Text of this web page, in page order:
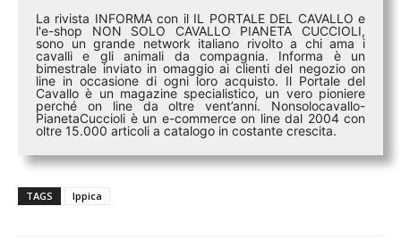
La rivista INFORMA con il IL PORTALE DEL CAVALLO e
l'e-shop NON SOLO CAVALLO PIANETA CUCCIOLI,
sono un grande network italiano rivolto a chi ama i
cavalli e gli animali da compagnia. Informa è un
bimestrale inviato in omaggio ai clienti del negozio on
line in occasione di ogni loro acquisto. Il Portale del
Cavallo è un magazine specialistico, un vero pioniere
perché on line da oltre vent’anni. Nonsolocavallo-
PianetaCuccioli è un e-commerce on line dal 2004 con
oltre 15.000 articoli a catalogo in costante crescita.
TAGS Ippica